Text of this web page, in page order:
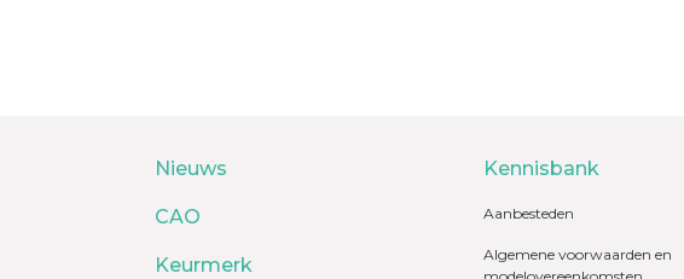
Nieuws
CAO
Keurmerk
Kennisbank
Aanbesteden
Algemene voorwaarden en